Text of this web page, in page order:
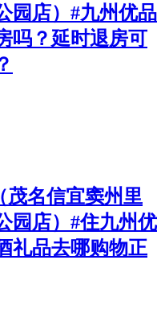
园店）#九州优品
吗？延时退房可
茂名信宜窦州里
园店）#住九州优
礼品去哪购物正